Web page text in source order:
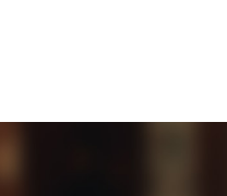
もり・日程のご提示を含め